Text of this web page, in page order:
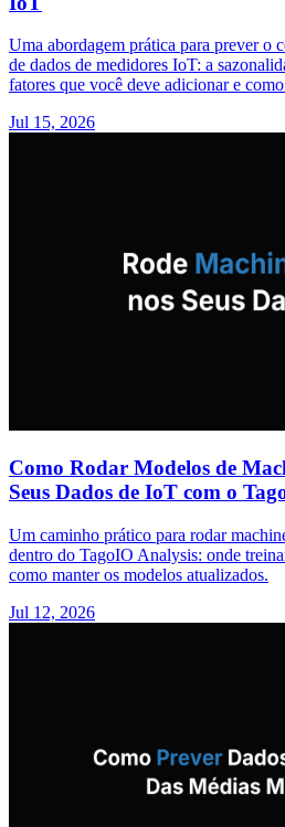
Uma abordagem prática para prever o
de dados de medidores IoT: a
fatores que você deve adicionar e
Jul 15, 2026
Como Rodar Modelos de
Seus Dados de IoT com o
Um caminho prático para rodar
dentro do TagoIO Analysis: onde
como manter os modelos atualizados.
Jul 12, 2026